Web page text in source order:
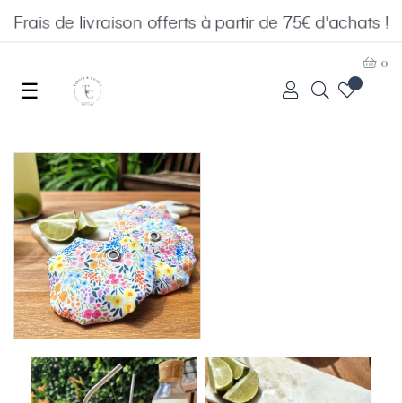
Frais de livraison offerts à partir de 75€ d'achats !
Basculer
la
navigation
☰
0